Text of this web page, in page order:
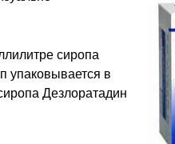
сиропа
упаковывается в
Дезлоратадин